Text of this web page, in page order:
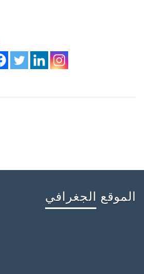
الموقع الجغرافي